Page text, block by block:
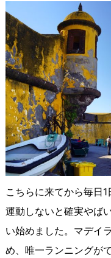
こちらに来てから毎日
運動しないと確実やば
い始めました。マデイ
め、唯一ランニングが